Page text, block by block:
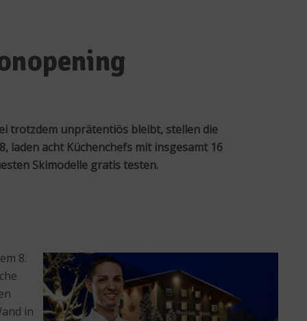
trotzdem unprätentiös bleibt, stellen die
laden acht Küchenchefs mit insgesamt 16
Skimodelle gratis testen.
8.
in